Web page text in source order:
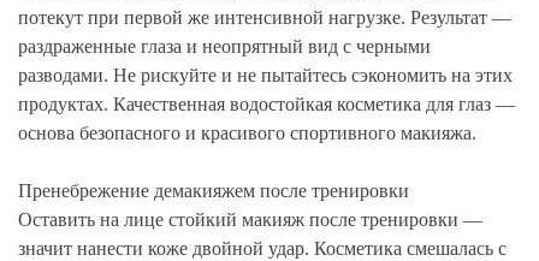
потекут при первой же интенсивной нагрузке. Результат —
раздраженные глаза и неопрятный вид с черными
разводами. Не рискуйте и не пытайтесь сэкономить на этих
продуктах. Качественная водостойкая косметика для глаз —
основа безопасного и красивого спортивного макияжа.
Пренебрежение демакияжем после тренировки
Оставить на лице стойкий макияж после тренировки —
значит нанести коже двойной удар. Косметика смешалась с